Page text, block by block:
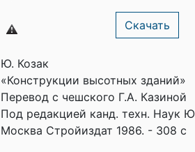
Скачать
Ю. Козак
«Конструкции высотных зданий»
Перевод с чешского Г.А. Казиной
Под редакцией канд. техн. Наук
Москва Стройиздат 1986. - 308 с